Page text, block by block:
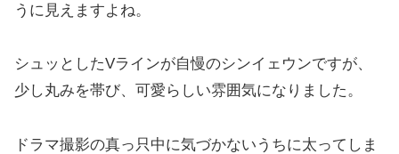
うに見えますよね。
シュッとしたVラインが自慢のシンイェウンですが、
少し丸みを帯び、可愛らしい雰囲気になりました。
ドラマ撮影の真っ只中に気づかないうちに太ってしま